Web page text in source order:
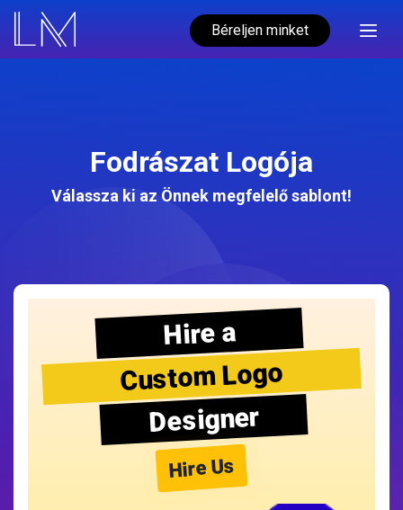
Béreljen minket
Fodrászat Logója
Válassza ki az Önnek megfelelő sablont!
Hire a
Custom Logo
Designer
Hire Us